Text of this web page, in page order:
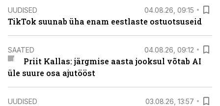
UUDISED 04.08.26, 09:15
TikTok suunab üha enam eestlaste ostuotsuseid
SAATED 04.08.26, 09:12
Priit Kallas: järgmise aasta jooksul võtab AI
üle suure osa ajutööst
UUDISED 03.08.26, 13:57